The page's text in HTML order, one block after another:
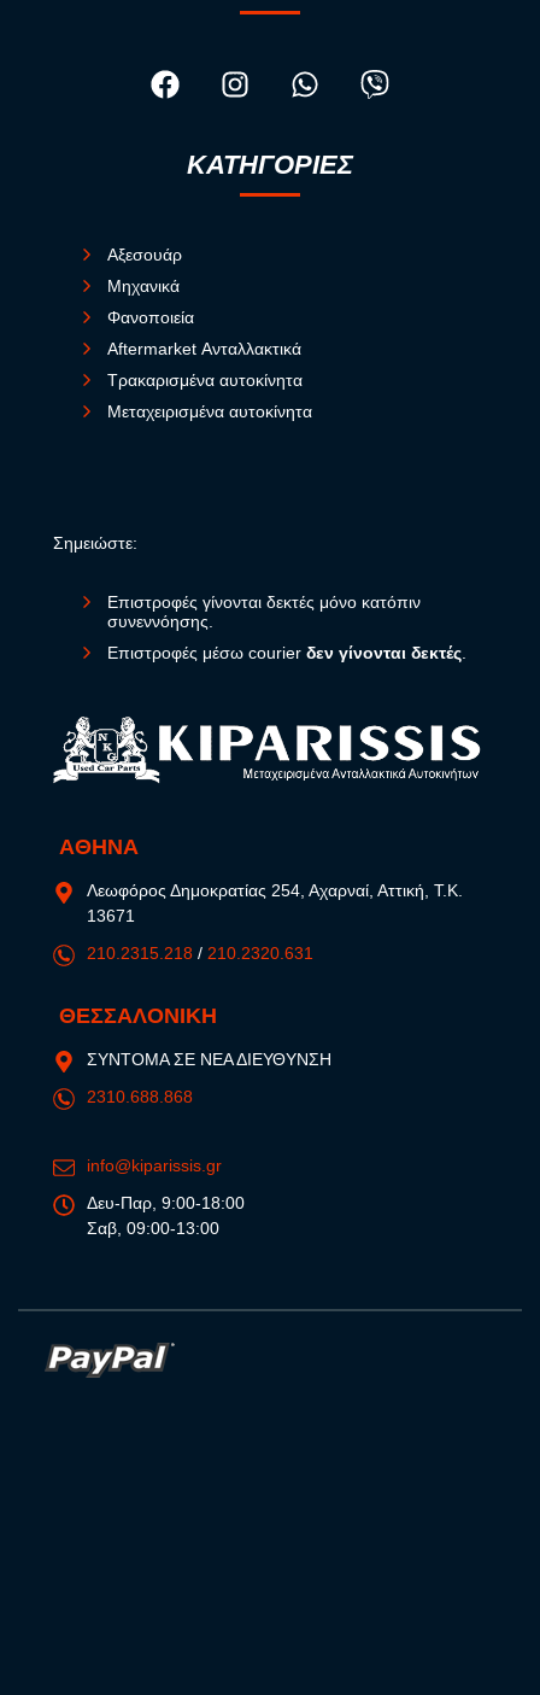
ΚΑΤΗΓΟΡΙΕΣ
Αξεσουάρ
Μηχανικά
Φανοποιεία
Aftermarket Ανταλλακτικά
Τρακαρισμένα αυτοκίνητα
Μεταχειρισμένα αυτοκίνητα
Σημειώστε:
Επιστροφές γίνονται δεκτές μόνο κατόπιν
συνεννόησης.
Επιστροφές μέσω courier δεν γίνονται δεκτές.
ΑΘΗΝΑ
Λεωφόρος Δημοκρατίας 254, Αχαρναί, Αττική, Τ.Κ.
13671
210.2315.218 / 210.2320.631
ΘΕΣΣΑΛΟΝΙΚΗ
ΣΥΝΤΟΜΑ ΣΕ ΝΕΑ ΔΙΕΥΘΥΝΣΗ
2310.688.868
info@kiparissis.gr
Δευ-Παρ, 9:00-18:00
Σαβ, 09:00-13:00